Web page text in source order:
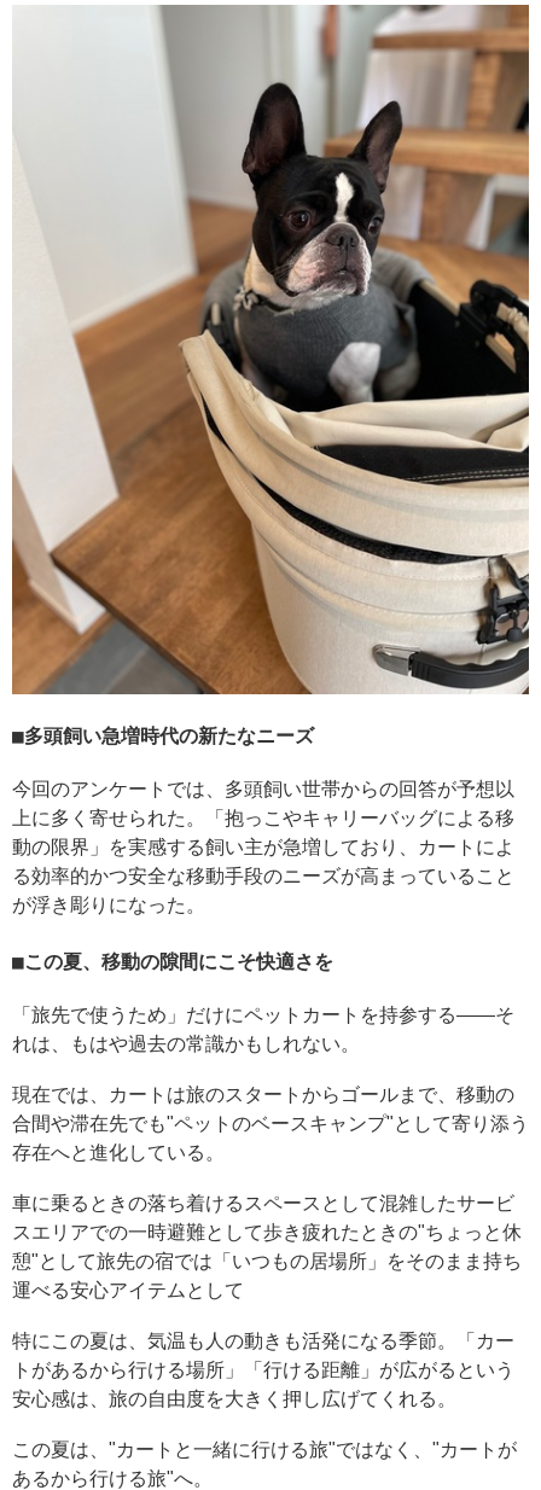
多頭飼い急増時代の新たなニーズ
今回のアンケートでは、多頭飼い世帯からの回答が予想以
上に多く寄せられた。「抱っこやキャリーバッグによる移
動の限界」を実感する飼い主が急増しており、カートによ
る効率的かつ安全な移動手段のニーズが高まっていること
が浮き彫りになった。
この夏、移動の隙間にこそ快適さを
「旅先で使うため」だけにペットカートを持参する——そ
れは、もはや過去の常識かもしれない。
現在では、カートは旅のスタートからゴールまで、移動の
合間や滞在先でも"ペットのベースキャンプ"として寄り添う
存在へと進化している。
車に乗るときの落ち着けるスペースとして混雑したサービ
スエリアでの一時避難として歩き疲れたときの"ちょっと休
憩"として旅先の宿では「いつもの居場所」をそのまま持ち
運べる安心アイテムとして
特にこの夏は、気温も人の動きも活発になる季節。「カー
トがあるから行ける場所」「行ける距離」が広がるという
安心感は、旅の自由度を大きく押し広げてくれる。
この夏は、"カートと一緒に行ける旅"ではなく、"カートが
あるから行ける旅"へ。